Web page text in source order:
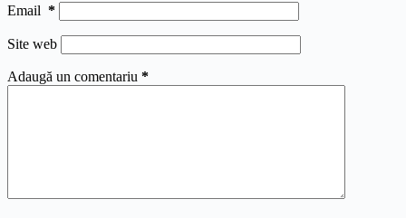
Email *
Site web
Adaugă un comentariu *